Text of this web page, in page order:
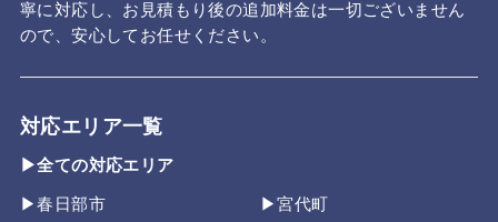
寧に対応し、お見積もり後の追加料金は一切ございません
ので、安心してお任せください。
対応エリア一覧
▶全ての対応エリア
▶春日部市 ▶宮代町